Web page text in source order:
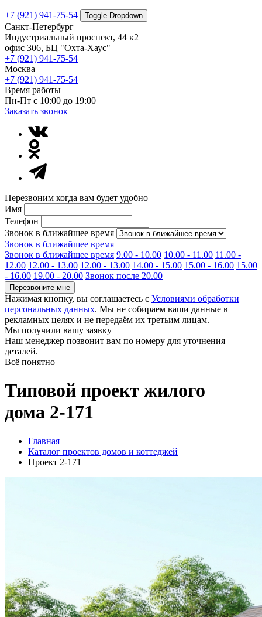
+7 (921) 941-75-54 Toggle Dropdown
Санкт-Петербург
Индустриальный проспект, 44 к2
офис 306, БЦ "Охта-Хаус"
+7 (921) 941-75-54
Москва
+7 (921) 941-75-54
Время работы
Пн-Пт с 10:00 до 19:00
Заказать звонок
Перезвоним когда вам будет удобно
Имя
Телефон
Звонок в ближайшее время
Звонок в ближайшее время
Звонок в ближайшее время 9.00 - 10.00 10.00 - 11.00 11.00 -
12.00 12.00 - 13.00 12.00 - 13.00 14.00 - 15.00 15.00 - 16.00 15.00
- 16.00 19.00 - 20.00 Звонок после 20.00
Перезвоните мне
Нажимая кнопку, вы соглашаетесь с Условиями обработки
персональных данных. Мы не собираем ваши данные в
рекламных целях и не передаём их третьим лицам.
Мы получили вашу заявку
Наш менеджер позвонит вам по номеру для уточнения
деталей.
Всё понятно
Типовой проект жилого
дома 2-171
Главная
Каталог проектов домов и коттеджей
Проект 2-171